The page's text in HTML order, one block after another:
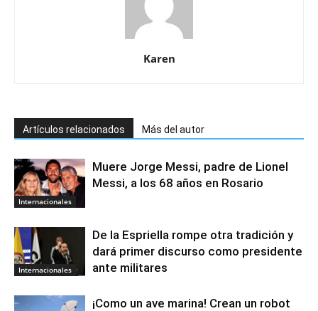
Karen
Artículos relacionados Más del autor
Internacionales
Muere Jorge Messi, padre de Lionel
Messi, a los 68 años en Rosario
Internacionales
De la Espriella rompe otra tradición y
dará primer discurso como presidente
ante militares
¡Como un ave marina! Crean un robot